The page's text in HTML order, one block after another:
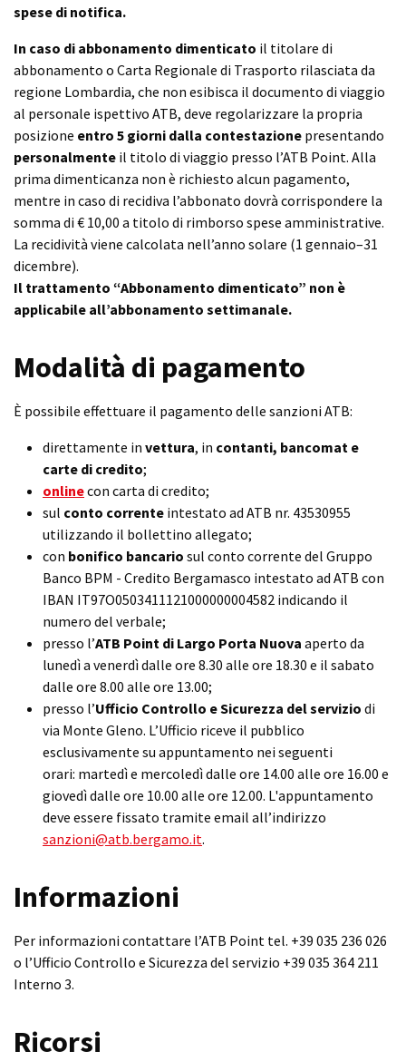
spese di notifica.
In caso di abbonamento dimenticato il titolare di
abbonamento o Carta Regionale di Trasporto rilasciata da
regione Lombardia, che non esibisca il documento di viaggio
al personale ispettivo ATB, deve regolarizzare la propria
posizione entro 5 giorni dalla contestazione presentando
personalmente il titolo di viaggio presso l’ATB Point. Alla
prima dimenticanza non è richiesto alcun pagamento,
mentre in caso di recidiva l’abbonato dovrà corrispondere la
somma di € 10,00 a titolo di rimborso spese amministrative.
La recidività viene calcolata nell’anno solare (1 gennaio–31
dicembre).
Il trattamento “Abbonamento dimenticato” non è
applicabile all’abbonamento settimanale.
Modalità di pagamento
È possibile effettuare il pagamento delle sanzioni ATB:
direttamente in vettura, in contanti, bancomat e
carte di credito;
onlinecon carta di credito;
sul conto corrente intestato ad ATB nr. 43530955
utilizzando il bollettino allegato;
con bonifico bancario sul conto corrente del Gruppo
Banco BPM - Credito Bergamasco intestato ad ATB con
IBAN IT97O0503411121000000004582 indicando il
numero del verbale;
presso l’ATB Point di Largo Porta Nuova aperto da
lunedì a venerdì dalle ore 8.30 alle ore 18.30 e il sabato
dalle ore 8.00 alle ore 13.00;
presso l’Ufficio Controllo e Sicurezza del servizio di
via Monte Gleno. L’Ufficio riceve il pubblico
esclusivamente su appuntamento nei seguenti
orari: martedì e mercoledì dalle ore 14.00 alle ore 16.00 e
giovedì dalle ore 10.00 alle ore 12.00. L'appuntamento
deve essere fissato tramite email all’indirizzo
sanzioni@atb.bergamo.it.
Informazioni
Per informazioni contattare l’ATB Point tel. +39 035 236 026
o l’Ufficio Controllo e Sicurezza del servizio +39 035 364 211
Interno 3.
Ricorsi